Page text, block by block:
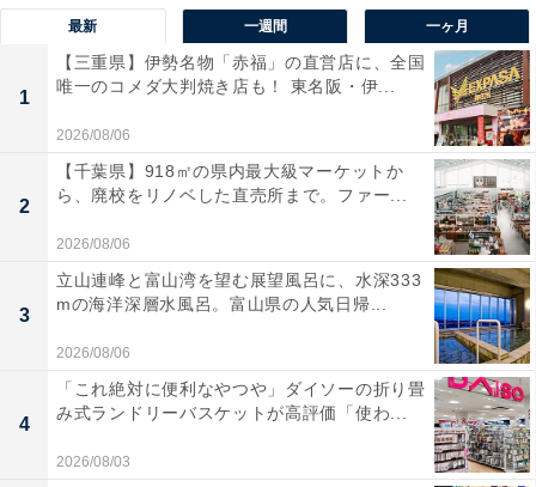
最新 一週間 一ヶ月
1
【三重県】伊勢名物「赤福」の直営店に、全国
唯一のコメダ大判焼き店も！ 東名阪・伊...
2026/08/06
2
【千葉県】918㎡の県内最大級マーケットか
ら、廃校をリノベした直売所まで。ファー...
2026/08/06
3
立山連峰と富山湾を望む展望風呂に、水深333
mの海洋深層水風呂。富山県の人気日帰...
2026/08/06
4
「これ絶対に便利なやつや」ダイソーの折り畳
み式ランドリーバスケットが高評価「使わ...
2026/08/03